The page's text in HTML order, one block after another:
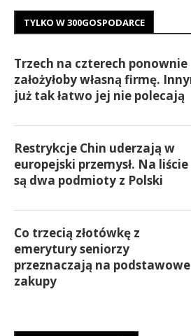
TYLKO W 300GOSPODARCE
Trzech na czterech ponownie
założyłoby własną firmę.
już tak łatwo jej nie polecają
Restrykcje Chin uderzają w
europejski przemysł. Na liście
są dwa podmioty z Polski
Co trzecią złotówkę z
emerytury seniorzy
przeznaczają na podstawowe
zakupy